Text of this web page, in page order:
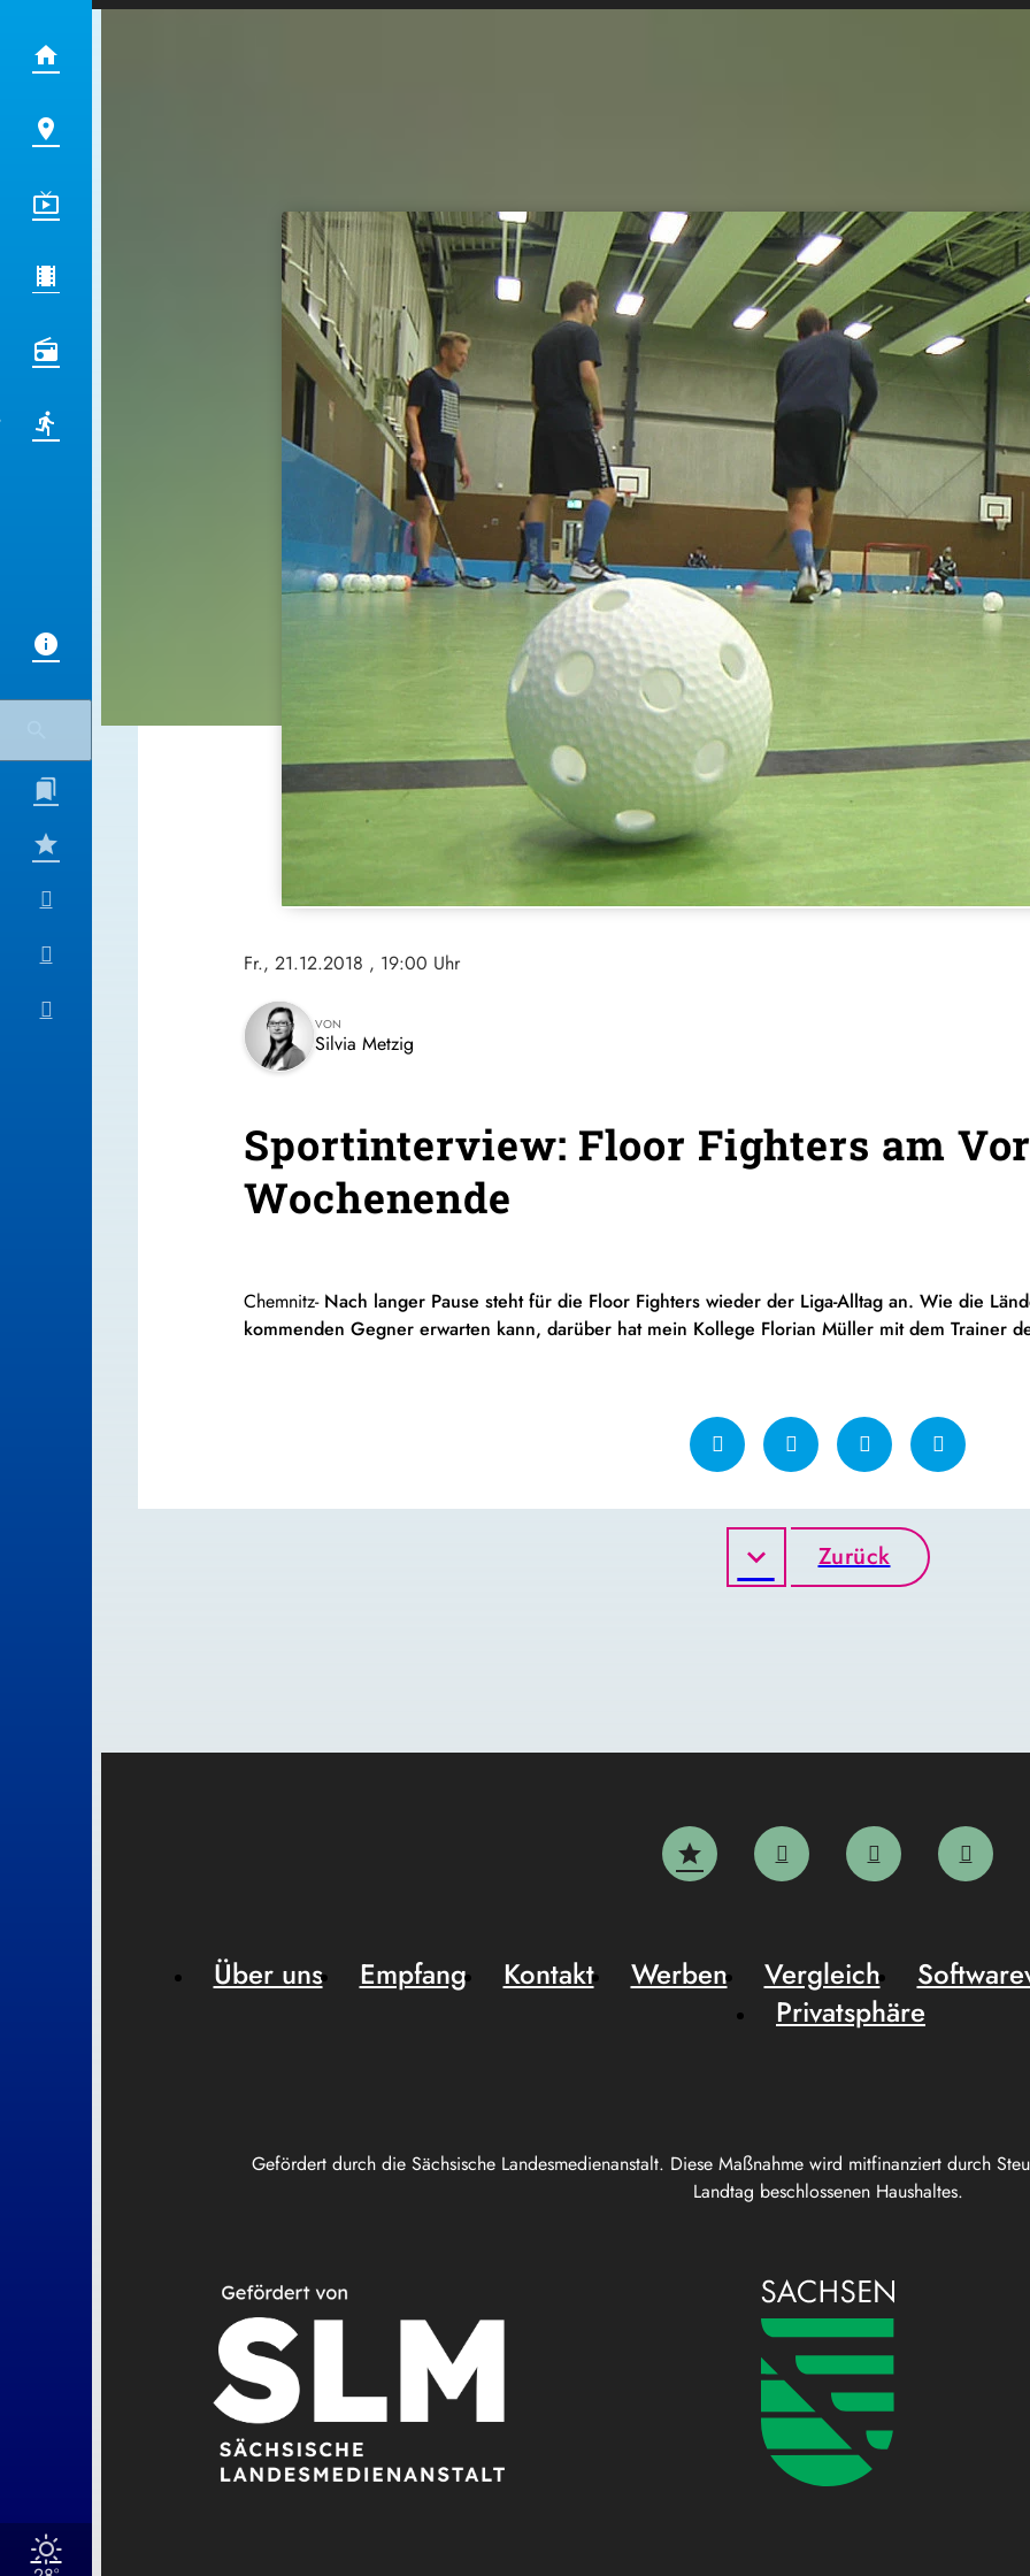
Fr., 21.12.2018 , 19:00 Uhr
VON
Silvia Metzig
Sportinterview: Floor Fighters am
Wochenende
Chemnitz- Nach langer Pause steht für die Floor Fighters wieder der Liga-Alltag an. Wie die
kommenden Gegner erwarten kann, darüber hat mein Kollege Florian Müller mit dem Trainer
Zurück
Gefördert durch die Sächsische Landesmedienanstalt. Diese Maßnahme wird mitfinanziert durch
Landtag beschlossenen Haushaltes.
Über uns Empfang Kontakt Werben Vergleich
Privatsphäre